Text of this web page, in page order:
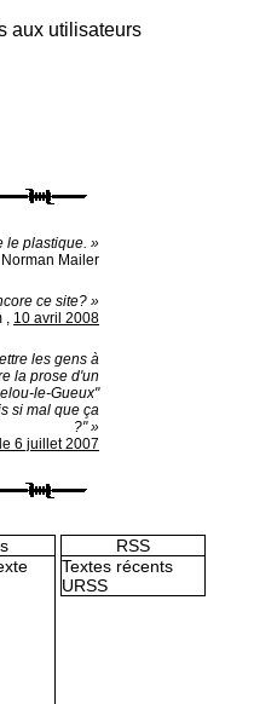
aux utilisateurs
le plastique. »
Norman Mailer
ce site? »
, 10 avril 2008
les gens à
la prose d'un
le-Gueux"
si mal que ça
?" »
6 juillet 2007
RSS
Textes récents
URSS